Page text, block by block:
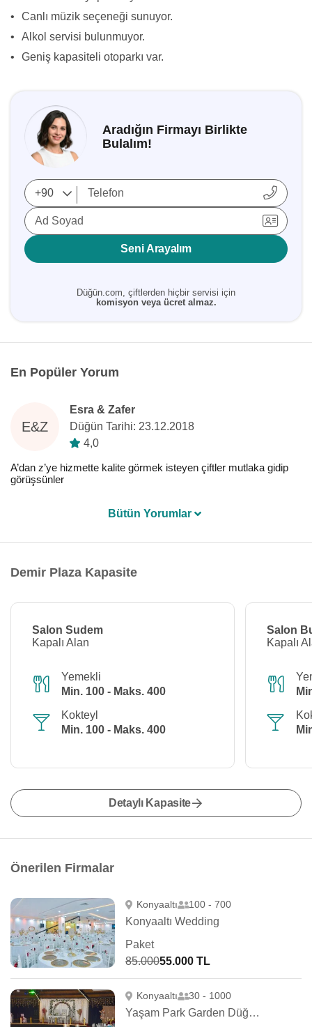
•
Canlı müzik seçeneği sunuyor.
•
Alkol servisi bulunmuyor.
•
Geniş kapasiteli otoparkı var.
Aradığın Firmayı Birlikte
Bulalım!
Ad Soyad
Seni Arayalım
Düğün.com, çiftlerden hiçbir servisi için
komisyon veya ücret almaz.
En Popüler Yorum
E&Z
Esra & Zafer
Düğün Tarihi: 23.12.2018
4,0
A’dan z’ye hizmette kalite görmek isteyen çiftler mutlaka gidip
görüşsünler
Bütün Yorumlar
Demir Plaza Kapasite
Salon Sudem
Kapalı Alan
Yemekli
Min. 100 - Maks. 400
Kokteyl
Min. 100 - Maks. 400
Salon
Kapalı
Detaylı Kapasite
Önerilen Firmalar
Konyaaltı 100 - 700
Konyaaltı Wedding
Paket
85.00055.000 TL
Konyaaltı 30 - 1000
Yaşam Park Garden Düğün Salonu